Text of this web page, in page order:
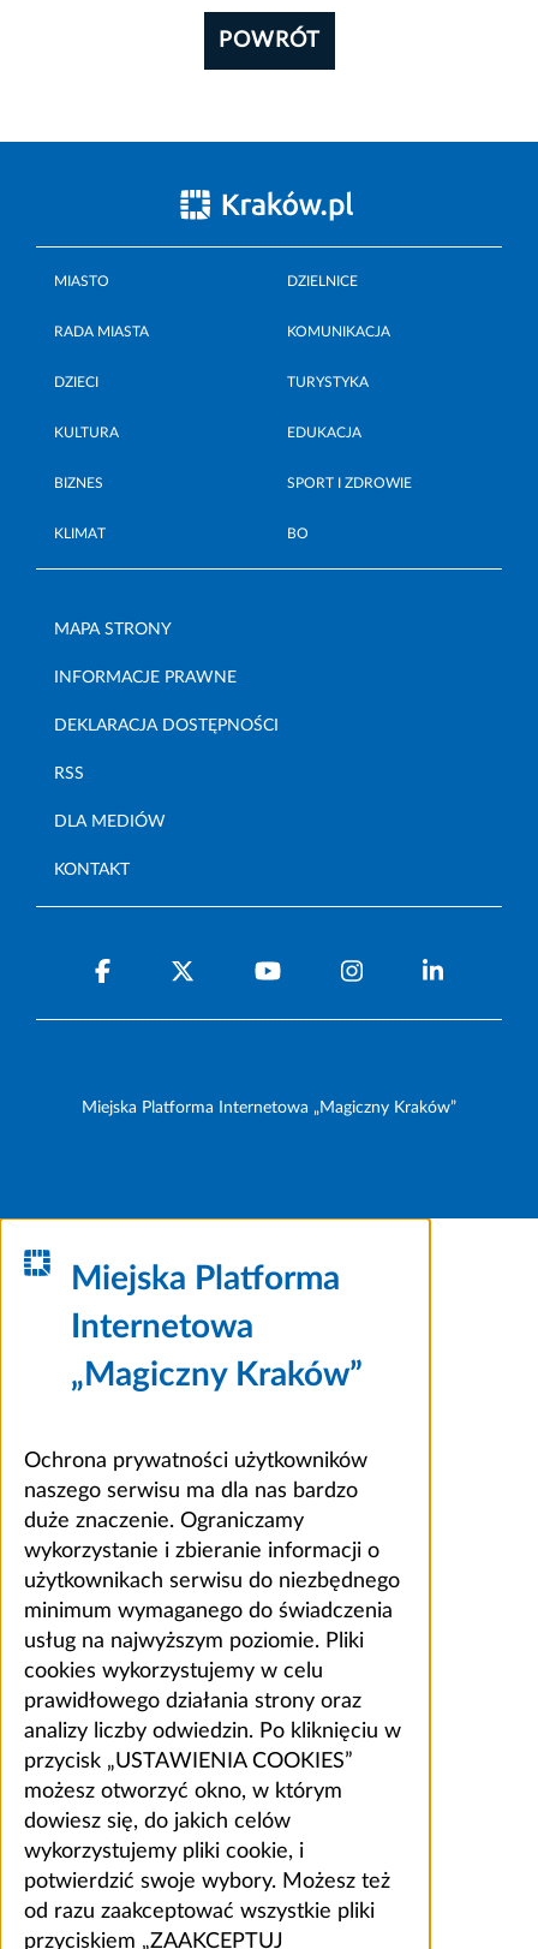
POWRÓT
MIASTO DZIELNICE
RADA MIASTA KOMUNIKACJA
DZIECI TURYSTYKA
KULTURA EDUKACJA
BIZNES SPORT I ZDROWIE
KLIMAT BO
MAPA STRONY
INFORMACJE PRAWNE
DEKLARACJA DOSTĘPNOŚCI
RSS
DLA MEDIÓW
KONTAKT
Miejska Platforma Internetowa „Magiczny Kraków”
Miejska Platforma
Internetowa
„Magiczny Kraków”
Ochrona prywatności użytkowników
naszego serwisu ma dla nas bardzo
duże znaczenie. Ograniczamy
wykorzystanie i zbieranie informacji o
użytkownikach serwisu do niezbędnego
minimum wymaganego do świadczenia
usług na najwyższym poziomie. Pliki
cookies wykorzystujemy w celu
prawidłowego działania strony oraz
analizy liczby odwiedzin. Po kliknięciu w
przycisk „USTAWIENIA COOKIES”
możesz otworzyć okno, w którym
dowiesz się, do jakich celów
wykorzystujemy pliki cookie, i
potwierdzić swoje wybory. Możesz też
od razu zaakceptować wszystkie pliki
przyciskiem „ZAAKCEPTUJ